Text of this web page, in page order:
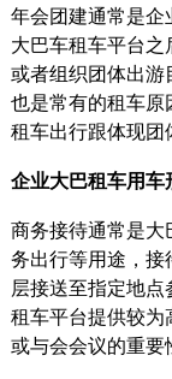
年会团建通常是企
大巴车租车平台
或者组织团体出
也是常有的租车原
租车出行跟体现团
企业大巴租车用
商务接待通常是
务出行等用途，
层接送至指定地
租车平台提供较
或与会会议的重要